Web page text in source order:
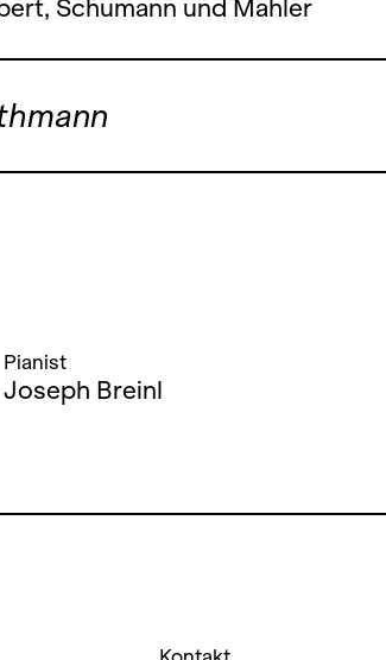
Schumann und Mahler
Pianist
Joseph Breinl